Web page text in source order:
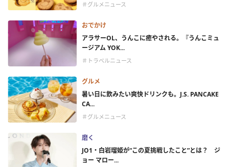
＃グルメニュース
おでかけ
アラサーOL、うんこに癒やされる。『うんこミュ
ージアム YOK...
＃トラベルニュース
グルメ
暑い日に飲みたい爽快ドリンクも。J.S. PANCAKE
CA...
＃グルメニュース
磨く
JO1・白岩瑠姫が“この夏挑戦したこと”とは？ ジ
ョー マロー...